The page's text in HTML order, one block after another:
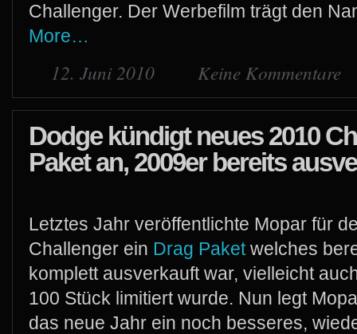
Challenger. Der Werbefilm trägt den
More…
12. Juni 2010 Keine Kommentare
Dodge kündigt neues 2010
Paket an, 2009er bereits
Letztes Jahr veröffentlichte Mopar für
Challenger ein Drag Paketwelches
komplett ausverkauft war, vielleicht
100 Stück limitiert wurde. Nun legt
das neue Jahr ein noch besseres,